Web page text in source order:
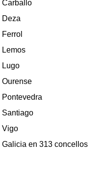
Carballo
Deza
Ferrol
Lemos
Lugo
Ourense
Pontevedra
Santiago
Vigo
Galicia en 313 concellos